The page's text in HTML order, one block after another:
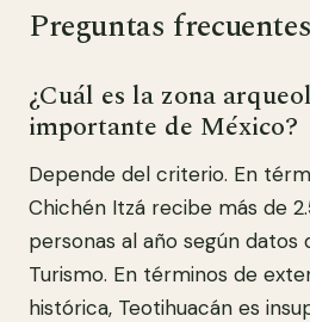
Preguntas frecuentes
¿Cuál es la zona
importante de México?
Depende del criterio. En
Chichén Itzá recibe más de
personas al año según datos
Turismo. En términos de
histórica, Teotihuacán es